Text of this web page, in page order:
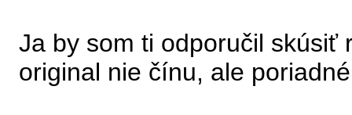
Ja by som ti odporučil skúsiť
original nie čínu, ale